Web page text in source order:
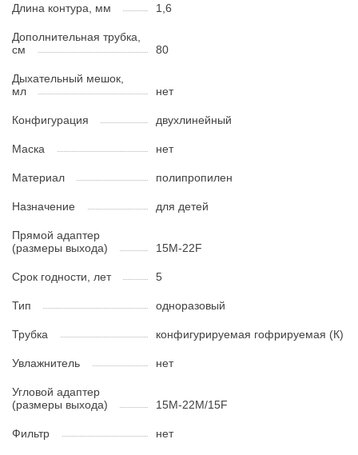
Длина контура, мм 1,6
Дополнительная трубка,
см
80
Дыхательный мешок,
мл
нет
Конфигурация двухлинейный
Маска нет
Материал полипропилен
Назначение для детей
Прямой адаптер
(размеры выхода)
15М-22F
Срок годности, лет 5
Тип одноразовый
Трубка конфигурируемая гофрируемая (К)
Увлажнитель нет
Угловой адаптер
(размеры выхода)
15М-22М/15F
Фильтр нет